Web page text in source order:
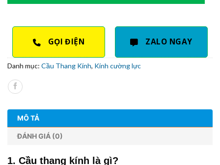
GỌI ĐIỆN ZALO NGAY
Danh mục: Cầu Thang Kính, Kính cường lực
MÔ TẢ
ĐÁNH GIÁ (0)
1. Cầu thang kính là gì?